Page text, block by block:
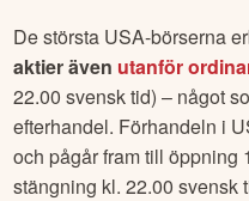
De största USA-börserna
aktier även utanför
22.00 svensk tid) – något
efterhandel. Förhandeln i
och pågår fram till öppning
stängning kl. 22.00 svensk